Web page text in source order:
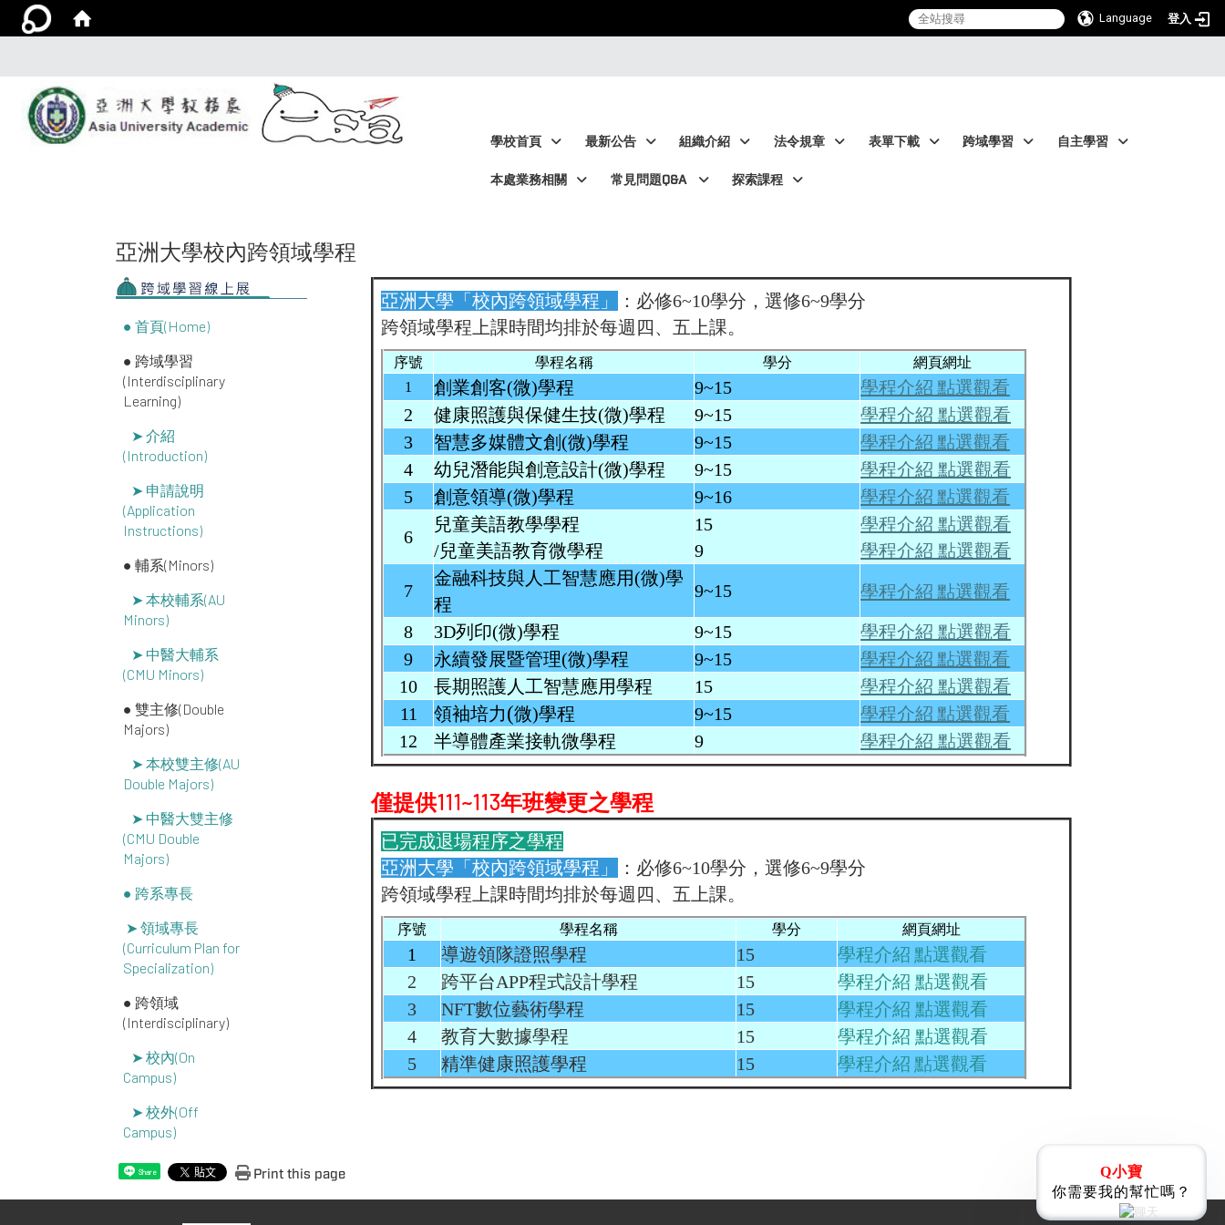
Language 登入
學校首頁 最新公告 組織介紹 法令規章 表單下載 跨域學習 自主學習
本處業務相關 常見問題Q&A 探索課程
亞洲大學校內跨領域學程
● 首頁(Home)
● 跨域學習
(Interdisciplinary
Learning)
➤ 介紹
(Introduction)
➤ 申請說明
(Application
Instructions)
● 輔系(Minors)
➤ 本校輔系(AU
Minors)
➤ 中醫大輔系
(CMU Minors)
● 雙主修(Double
Majors)
➤ 本校雙主修(AU
Double Majors)
➤ 中醫大雙主修
(CMU Double
Majors)
● 跨系專長
➤ 領域專長
(Curriculum Plan for
Specialization)
● 跨領域
(Interdisciplinary)
➤ 校內(On
Campus)
➤ 校外(Off
Campus)
亞洲大學「校內跨領域學程」
：必修6~10學分，選修6~9學分
跨領域學程上課時間均排於每週四、五上課。
序號 學程名稱 學分
網頁網址
1
創業創客(微)學程 9~15 學程介紹 點選觀看
2 健康照護與保健生技(微)學程 9~15
學程介紹 點選觀看
3
智慧多媒體文創(微)學程 9~15 學程介紹 點選觀看
4 幼兒潛能與創意設計(微)學程 9~15
學程介紹 點選觀看
5
創意領導(微)學程 9~16 學程介紹 點選觀看
6
兒童美語教學學程
/兒童美語教育微學程
15
9
學程介紹 點選觀看
學程介紹 點選觀看
7
金融科技與人工智慧應用(微)學
程
9~15 學程介紹 點選觀看
8 3D列印(微)學程 9~15
學程介紹 點選觀看
9
永續發展暨管理(微)學程 9~15 學程介紹 點選觀看
10 長期照護人工智慧應用學程 15
學程介紹 點選觀看
11
領袖培力(微)學程 9~15 學程介紹 點選觀看
12 半導體產業接軌微學程 9 學程介紹 點選觀看
僅提供111~113年班變更之學程
已完成退場程序之學程
亞洲大學「校內跨領域學程」
：必修6~10學分，選修6~9學分
跨領域學程上課時間均排於每週四、五上課。
序號 學程名稱 學分 網頁網址
1 導遊領隊證照學程 15 學程介紹 點選觀看
2 跨平台APP程式設計學程 15
學程介紹 點選觀看
3
NFT數位藝術學程 15
學程介紹 點選觀看
4
教育大數據學程 15
學程介紹 點選觀看
5
精準健康照護學程 15 學程介紹 點選觀看
Share Print this page
Q小寶
你需要我的幫忙嗎？